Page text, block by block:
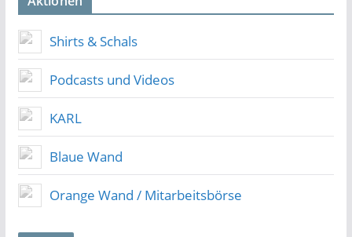
Shirts & Schals
Podcasts und Videos
KARL
Blaue Wand
Orange Wand / Mitarbeitsbörse